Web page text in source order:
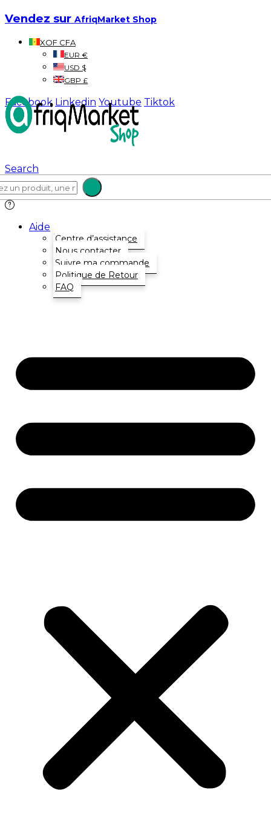
Vendez sur AfriqMarket Shop
XOF CFA
EUR €
USD $
GBP £
Facebook Linkedin Youtube Tiktok
Search
Aide
Centre d’assistance
Nous contacter
Suivre ma commande
Politique de Retour
FAQ